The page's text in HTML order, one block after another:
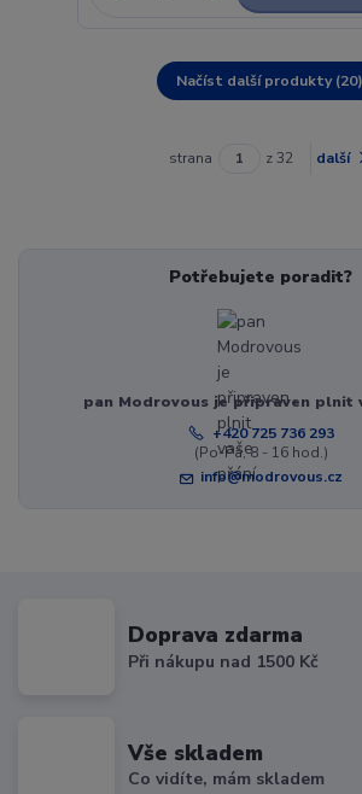
Načíst další produkty (20)
strana z 32 další
Potřebujete poradit?
pan Modrovous je připraven plnit
+420 725 736 293
(Po-Pá, 8 - 16 hod.)
info@modrovous.cz
Doprava zdarma
Při nákupu nad 1500 Kč
Vše skladem
Co vidíte, mám skladem